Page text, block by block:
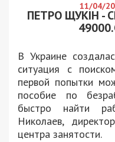
11/04/
ПЕТРО ЩУКІН -
В Украине
ситуация с
первой попытки
пособие по
быстро найти
Николаев,
центра занятости.